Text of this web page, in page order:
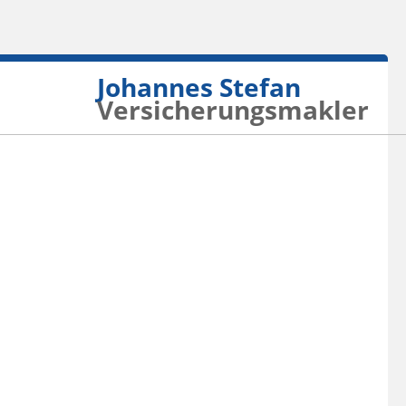
Johannes Stefan
Versicherungsmakler